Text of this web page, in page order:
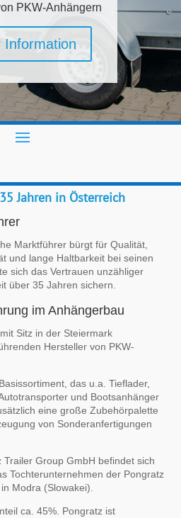
PKW-Anhängern
Information
Jahren in Österreich
Marktführer bürgt für Qualität,
und lange Haltbarkeit bei seinen
sich das Vertrauen unzähliger
über 35 Jahren sichern.
im Anhängerbau
Sitz in der Steiermark
Hersteller von PKW-
das u.a. Tieflader,
und Bootsanhänger
eine große Zubehörpalette
von Sonderanfertigungen
Group GmbH befindet sich
Tochterunternehmen der Pongratz
Modra (Slowakei).
ca. 45%. Pongratz ist